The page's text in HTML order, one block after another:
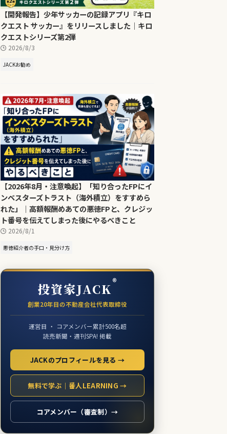
【開発報告】少年サッカーの記録アプリ『キロ
クエスト サッカー』をリリースしました｜キロ
クエストシリーズ第2弾
2026/8/3
JACKお勧め
【2026年8月・注意喚起】「知り合ったFPにイ
ンベスターズトラスト（海外積立）をすすめら
れた」｜高額報酬めあての悪徳FPと、クレジッ
ト番号を伝えてしまった後にやるべきこと
2026/8/1
悪徳紹介者の手口・見分け方
投資家JACK®
創業20年目の不動産会社代表取締役
運営目 ・ コアメンバー累計500名超
読売新聞・週刊SPA! 掲載
JACKのプロフィールを見る →
無料で学ぶ｜番人LEARNING →
コアメンバー（審査制）→